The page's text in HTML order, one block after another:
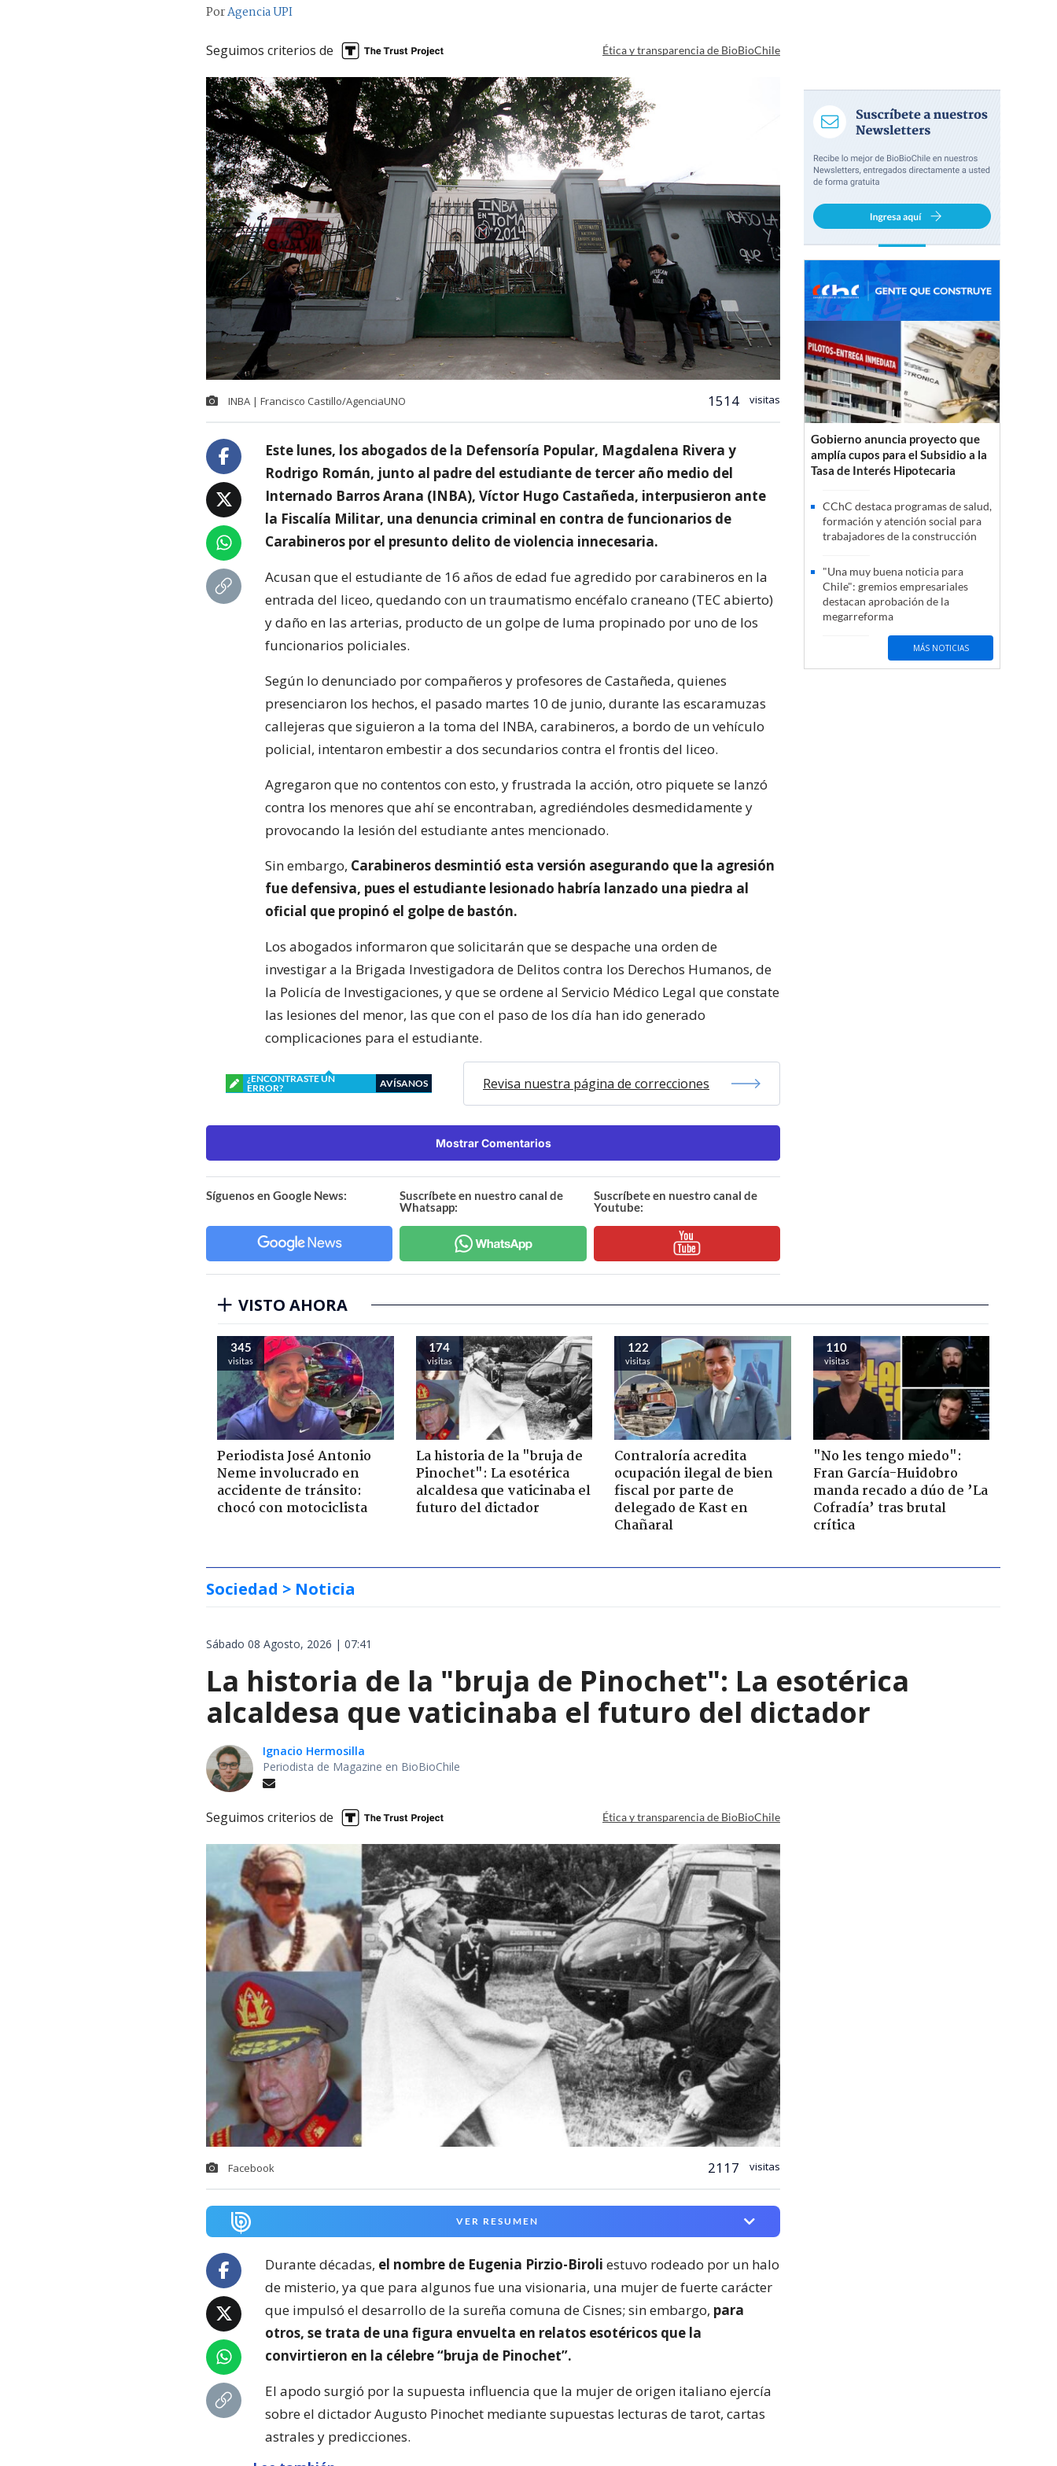
PorAgencia UPI
Seguimos criterios de Ética y transparencia de BioBioChile
INBA | Francisco Castillo/AgenciaUNO 1514 visitas
Este lunes, los abogados de la Defensoría Popular, Magdalena Rivera y
Rodrigo Román, junto al padre del estudiante de tercer año medio del
Internado Barros Arana (INBA), Víctor Hugo Castañeda, interpusieron ante
la Fiscalía Militar, una denuncia criminal en contra de funcionarios de
Carabineros por el presunto delito de violencia innecesaria.
Acusan que el estudiante de 16 años de edad fue agredido por carabineros en la
entrada del liceo, quedando con un traumatismo encéfalo craneano (TEC abierto)
y daño en las arterias, producto de un golpe de luma propinado por uno de los
funcionarios policiales.
Según lo denunciado por compañeros y profesores de Castañeda, quienes
presenciaron los hechos, el pasado martes 10 de junio, durante las escaramuzas
callejeras que siguieron a la toma del INBA, carabineros, a bordo de un vehículo
policial, intentaron embestir a dos secundarios contra el frontis del liceo.
Agregaron que no contentos con esto, y frustrada la acción, otro piquete se lanzó
contra los menores que ahí se encontraban, agrediéndoles desmedidamente y
provocando la lesión del estudiante antes mencionado.
Sin embargo, Carabineros desmintió esta versión asegurando que la agresión
fue defensiva, pues el estudiante lesionado habría lanzado una piedra al
oficial que propinó el golpe de bastón.
Los abogados informaron que solicitarán que se despache una orden de
investigar a la Brigada Investigadora de Delitos contra los Derechos Humanos, de
la Policía de Investigaciones, y que se ordene al Servicio Médico Legal que constate
las lesiones del menor, las que con el paso de los día han ido generado
complicaciones para el estudiante.
¿ENCONTRASTE UN
ERROR?
AVÍSANOS Revisa nuestra página de correcciones
Mostrar Comentarios
Síguenos en Google News:
Suscríbete en nuestro canal de
Whatsapp:
Suscríbete en nuestro canal de
Youtube:
Gobierno anuncia proyecto que
amplía cupos para el Subsidio a la
Tasa de Interés Hipotecaria
CChC destaca programas de salud,
formación y atención social para
trabajadores de la construcción
"Una muy buena noticia para
Chile": gremios empresariales
destacan aprobación de la
megarreforma
MÁS NOTICIAS
VISTO AHORA
345
visitas
Periodista José Antonio
Neme involucrado en
accidente de tránsito:
chocó con motociclista
174
visitas
La historia de la "bruja de
Pinochet": La esotérica
alcaldesa que vaticinaba el
futuro del dictador
122
visitas
Contraloría acredita
ocupación ilegal de bien
fiscal por parte de
delegado de Kast en
Chañaral
110
visitas
"No les tengo miedo":
Fran García-Huidobro
manda recado a dúo de ’La
Cofradía’ tras brutal
crítica
Sociedad > Noticia
Sábado 08 Agosto, 2026 | 07:41
La historia de la "bruja de Pinochet": La esotérica
alcaldesa que vaticinaba el futuro del dictador
Ignacio Hermosilla
Periodista de Magazine en BioBioChile
Seguimos criterios de Ética y transparencia de BioBioChile
Facebook 2117 visitas
VER RESUMEN
Durante décadas, el nombre de Eugenia Pirzio-Biroli estuvo rodeado por un halo
de misterio, ya que para algunos fue una visionaria, una mujer de fuerte carácter
que impulsó el desarrollo de la sureña comuna de Cisnes; sin embargo, para
otros, se trata de una figura envuelta en relatos esotéricos que la
convirtieron en la célebre “bruja de Pinochet”.
El apodo surgió por la supuesta influencia que la mujer de origen italiano ejercía
sobre el dictador Augusto Pinochet mediante supuestas lecturas de tarot, cartas
astrales y predicciones.